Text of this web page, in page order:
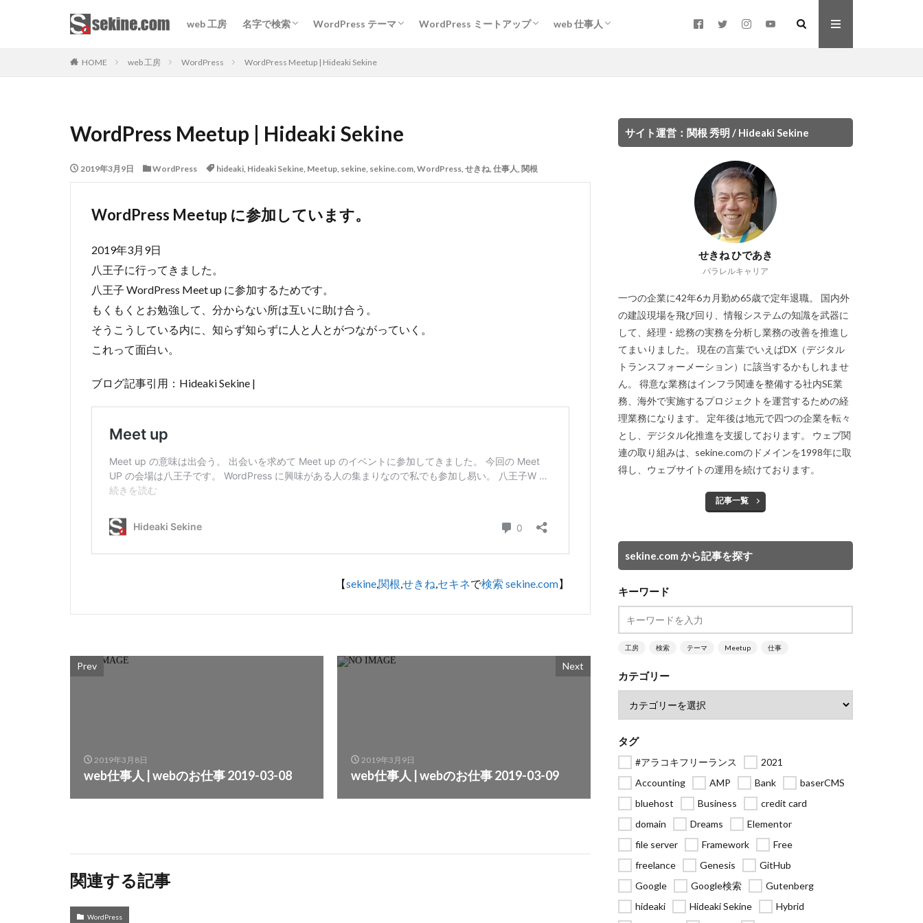
web 工房 名字で検索 WordPress テーマ WordPress ミートアップ web 仕事人
HOME web 工房 WordPress WordPress Meetup | Hideaki Sekine
WordPress Meetup | Hideaki Sekine
2019年3月9日 WordPress hideaki, Hideaki Sekine, Meetup, sekine, sekine.com, WordPress, せきね, 仕事人, 関根
WordPress Meetup に参加しています。
2019年3月9日
八王子に行ってきました。
八王子 WordPress Meet up に参加するためです。
もくもくとお勉強して、分からない所は互いに助け合う。
そうこうしている内に、知らず知らずに人と人とがつながっていく。
これって面白い。
ブログ記事引用：Hideaki Sekine |
【sekine,関根,せきね,セキネで検索 sekine.com】
Prev
2019年3月8日
web仕事人 | webのお仕事 2019-03-08
Next
2019年3月9日
web仕事人 | webのお仕事 2019-03-09
関連する記事
WordPress
サイト運営：関根 秀明 / Hideaki Sekine
せきね ひであき
パラレルキャリア
一つの企業に42年6カ月勤め65歳で定年退職。 国内外
の建設現場を飛び回り、情報システムの知識を武器に
して、経理・総務の実務を分析し業務の改善を推進し
てまいりました。 現在の言葉でいえばDX（デジタル
トランスフォーメーション）に該当するかもしれませ
ん。 得意な業務はインフラ関連を整備する社内SE業
務、海外で実施するプロジェクトを運営するための経
理業務になります。 定年後は地元で四つの企業を転々
とし、デジタル化推進を支援しております。 ウェブ関
連の取り組みは、sekine.comのドメインを1998年に取
得し、ウェブサイトの運用を続けております。
記事一覧
sekine.com から記事を探す
キーワード
工房 検索 テーマ Meetup 仕事
カテゴリー
タグ
#アラコキフリーランス
2021
Accounting
AMP Bank
baserCMS
bluehost
Business
credit card
domain
Dreams
Elementor
file server
Framework
Free
freelance
Genesis
GitHub
Google
Google検索
Gutenberg
hideaki
Hideaki Sekine
Hybrid